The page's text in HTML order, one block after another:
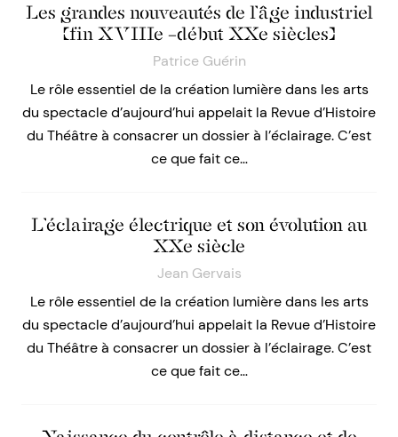
Les grandes nouveautés de l’âge industriel
(fin XVIIIe –début XXe siècles)
Patrice Guérin
Le rôle essentiel de la création lumière dans les arts
du spectacle d’aujourd’hui appelait la Revue d’Histoire
du Théâtre à consacrer un dossier à l’éclairage. C’est
ce que fait ce…
L’éclairage électrique et son évolution au
XXe siècle
Jean Gervais
Le rôle essentiel de la création lumière dans les arts
du spectacle d’aujourd’hui appelait la Revue d’Histoire
du Théâtre à consacrer un dossier à l’éclairage. C’est
ce que fait ce…